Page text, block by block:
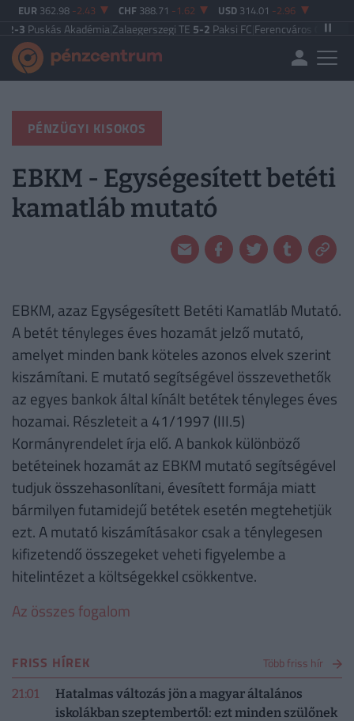
EUR 362.98 -2.43 CHF 388.71 -1.62 USD 314.01 -2.96
2-3Puskás Akadémia|Zalaegerszegi TE5-2Paksi FC|Ferencváros0-0
PÉNZÜGYI KISOKOS
EBKM - Egységesített betéti
kamatláb mutató
EBKM, azaz Egységesített Betéti Kamatláb Mutató.
A betét tényleges éves hozamát jelző mutató,
amelyet minden bank köteles azonos elvek szerint
kiszámítani. E mutató segítségével összevethetők
az egyes bankok által kínált betétek tényleges éves
hozamai. Részleteit a 41/1997 (III.5)
Kormányrendelet írja elő. A bankok különböző
betéteinek hozamát az EBKM mutató segítségével
tudjuk összehasonlítani, évesített formája miatt
bármilyen futamidejű betétek esetén megtehetjük
ezt. A mutató kiszámításakor csak a ténylegesen
kifizetendő összegeket veheti figyelembe a
hitelintézet a költségekkel csökkentve.
Az összes fogalom
FRISS HÍREK Több friss hír
21:01
Hatalmas változás jön a magyar általános
iskolákban szeptembertől: ezt minden szülőnek